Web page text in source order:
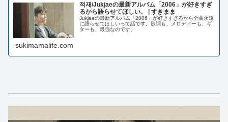
적재/Jukjaeの最新アルバム「2006」が好きすぎ
るから語らせてほしい。 | すきまま
Jukjaeの最新アルバム「2006」が好きすぎるから全曲永遠
に語らせてほしいって話です。歌詞も、メロディーも、ギ
ターも、最強なのです。
sukimamalife.com